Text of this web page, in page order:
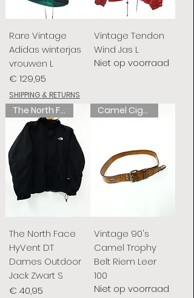
Rare Vintage
Adidas winterjas
vrouwen L
Prijs
€ 129,95
SHIPPING & RETURNS
Vintage Tendon
Wind Jas L
Niet op voorraad
The North Face
The North Face
HyVent DT
Dames Outdoor
Jack Zwart S
Prijs
€ 40,95
Camel Cigarettes
Vintage 90's
Camel Trophy
Belt Riem Leer
100
Niet op voorraad